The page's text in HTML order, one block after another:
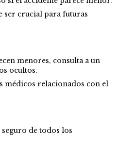
crucial para futuras
menores, consulta a un
ocultos.
médicos relacionados con el
de todos los